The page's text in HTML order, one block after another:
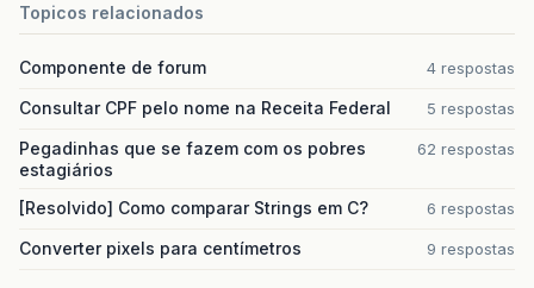
Topicos relacionados
Componente de forum 4 respostas
Consultar CPF pelo nome na Receita Federal 5 respostas
Pegadinhas que se fazem com os pobres
estagiários
62 respostas
[Resolvido] Como comparar Strings em C? 6 respostas
Converter pixels para centímetros 9 respostas